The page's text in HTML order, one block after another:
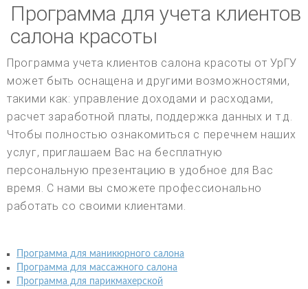
Программа для учета клиентов
салона красоты
Программа учета клиентов салона красоты от УрГУ
может быть оснащена и другими возможностями,
такими как: управление доходами и расходами,
расчет заработной платы, поддержка данных и т.д.
Чтобы полностью ознакомиться с перечнем наших
услуг, приглашаем Вас на бесплатную
персональную презентацию в удобное для Вас
время. С нами вы сможете профессионально
работать со своими клиентами.
Программа для маникюрного салона
Программа для массажного салона
Программа для парикмахерской